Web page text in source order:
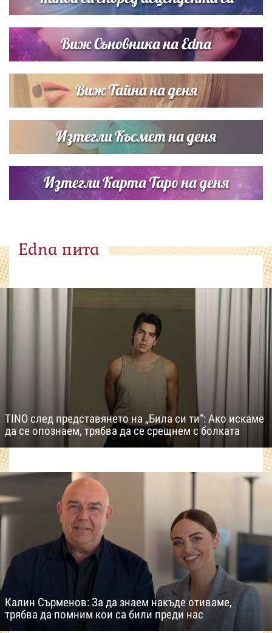
Виж Съновника на Edna
Виж Тайна на деня
Изтегли Късмет на деня
Изтегли Карта Таро на деня
Edna пита
TINO след представянето на „Била си ти“: Ако искаме
да се опознаем, трябва да се срещнем с болката
Калин Сърменов: За да знаем накъде отиваме,
трябва да помним кои са били преди нас